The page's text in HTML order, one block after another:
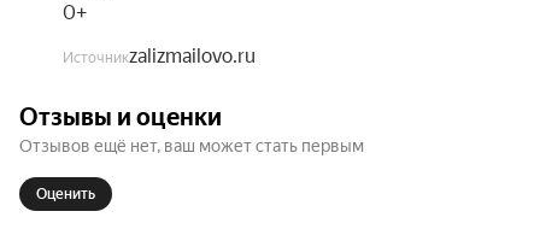
0+
Источникzalizmailovo.ru
Отзывы и оценки
Отзывов ещё нет, ваш может стать первым
Оценить